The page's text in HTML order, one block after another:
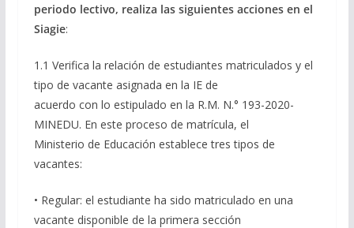
periodo lectivo, realiza las siguientes acciones en el
Siagie:
1.1 Verifica la relación de estudiantes matriculados y el
tipo de vacante asignada en la IE de
acuerdo con lo estipulado en la R.M. N.° 193-2020-
MINEDU. En este proceso de matrícula, el
Ministerio de Educación establece tres tipos de
vacantes:
• Regular: el estudiante ha sido matriculado en una
vacante disponible de la primera sección